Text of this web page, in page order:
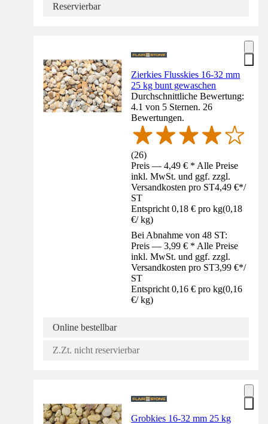
Reservierbar
Zierkies Flusskies 16-32 mm
25 kg bunt gewaschen
Durchschnittliche Bewertung:
4.1 von 5 Sternen. 26
Bewertungen.
(26)
Preis — 4,49 € * Alle Preise
inkl. MwSt. und ggf. zzgl.
Versandkosten pro ST4,49 €*/
ST
Entspricht 0,18 € pro kg(0,18
€/ kg)
Bei Abnahme von 48 ST:
Preis — 3,99 € * Alle Preise
inkl. MwSt. und ggf. zzgl.
Versandkosten pro ST3,99 €*/
ST
Entspricht 0,16 € pro kg(0,16
€/ kg)
Online bestellbar
Z.Zt. nicht reservierbar
Grobkies 16-32 mm 25 kg